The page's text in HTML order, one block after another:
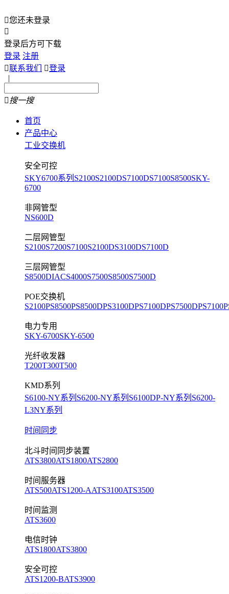
您还未登录

登录后方可下载
登录 注册
联系我们 登录
|
搜一搜
首页
产品中心
工业交换机
安全可控
SKY6700系列 S2100S2100DS7100DS7100S8500SKY-
6700
非网管型
NS600D
二层网管型
S2100S7200S7100S2100DS3100DS7100D
三层网管型
S8500DIACS4000S7500S8500S7500D
POE交换机
S2100PS8500PS8500DPS3100DPS7100DPS7500DPS7100P
电力专用
SKY-6700SKY-6500
光纤收发器
T200T300T500
KMD系列
S6100-NY系列 S6200-NY系列 S6100DP-NY系列 S6200-
L3NY系列
时间同步
北斗时间同步装置
ATS3800ATS1800ATS2800
时间服务器
ATS500ATS1200-AATS3100ATS3500
时间监测
ATS3600
电信时钟
ATS1800ATS3800
安全可控
ATS1200-BATS3900